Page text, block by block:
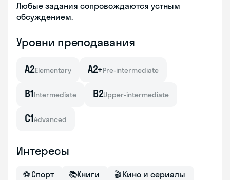
Любые задания сопровождаются устным
обсуждением.
Уровни преподавания
A2Elementary A2+Pre-intermediate
B1Intermediate B2Upper-intermediate
C1Advanced
Интересы
⚽ Спорт 📚Книги 🎬 Кино и сериалы